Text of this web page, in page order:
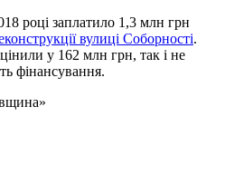
році заплатило 1,3 млн грн
вулиці Соборності.
у 162 млн грн, так і не
фінансування.